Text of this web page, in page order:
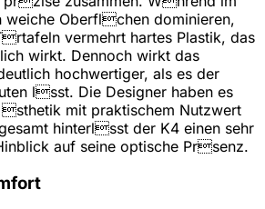
weiche Oberflchen dominieren,
vermehrt hartes Plastik, das
wirkt. Dennoch wirkt das
hochwertiger, als es der
lsst. Die Designer haben es
mit praktischem Nutzwert
hinterlsst der K4 einen sehr
auf seine optische Prsenz.